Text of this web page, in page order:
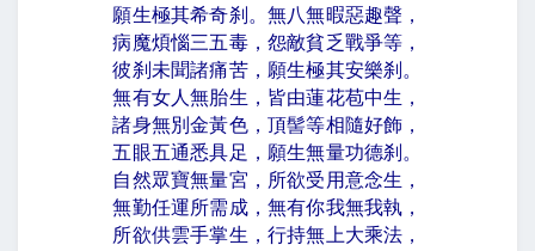
願生極其希奇刹。無八無暇惡趣聲，
病魔煩惱三五毒，怨敵貧乏戰爭等，
彼刹未聞諸痛苦，願生極其安樂刹。
無有女人無胎生，皆由蓮花苞中生，
諸身無別金黃色，頂髻等相隨好飾，
五眼五通悉具足，願生無量功德刹。
自然眾寶無量宮，所欲受用意念生，
無勤任運所需成，無有你我無我執，
所欲供雲手掌生，行持無上大乘法，